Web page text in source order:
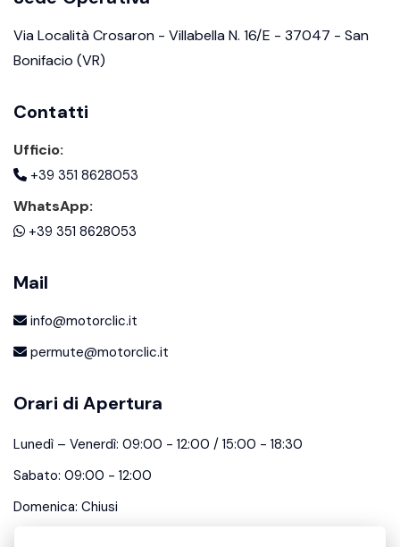
Via Località Crosaron - Villabella N. 16/E - 37047 - San
Bonifacio (VR)
Contatti
Ufficio:
+39 351 8628053
WhatsApp:
+39 351 8628053
Mail
info@motorclic.it
permute@motorclic.it
Orari di Apertura
Lunedì – Venerdì: 09:00 - 12:00 / 15:00 - 18:30
Sabato: 09:00 - 12:00
Domenica: Chiusi